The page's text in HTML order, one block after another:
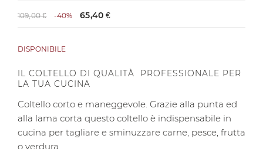
109,00 € -40% 65,40 €
DISPONIBILE
IL COLTELLO DI QUALITÀ PROFESSIONALE PER
LA TUA CUCINA
Coltello corto e maneggevole. Grazie alla punta ed
alla lama corta questo coltello è indispensabile in
cucina per tagliare e sminuzzare carne, pesce, frutta
o verdura.